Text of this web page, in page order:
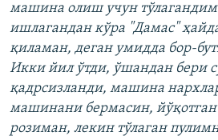
Auto 240p
машина олиш учун
ишлагандан кўра "Дамас"
қиламан, деган умидда бор-
Икки йил ўтди, ўшандан бери
қадрсизланди, машина
машинани бермасин, йўқотган
розиман, лекин тўлаган